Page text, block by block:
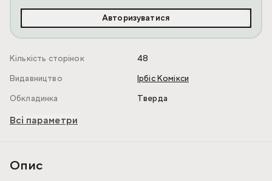
Авторизуватися
Кількість сторінок
48
Видавництво
Ірбіс Комікси
Обкладинка
Тверда
Всі параметри
Опис